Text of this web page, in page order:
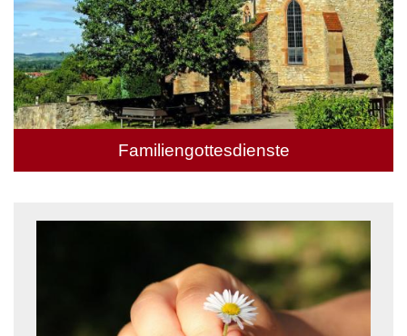
Familiengottesdienste